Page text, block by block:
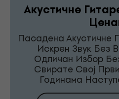
Акустичне
Пасадена Акустичне
Искрен Звук Без
Одличан Избор
Свирате Свој
Годинама